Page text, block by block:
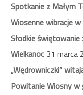
Spotkanie z Małym
Wiosenne wibracje w
Słodkie świętowanie
Wielkanoc 31 marca
„Wędrowniczki”
Powitanie Wiosny w